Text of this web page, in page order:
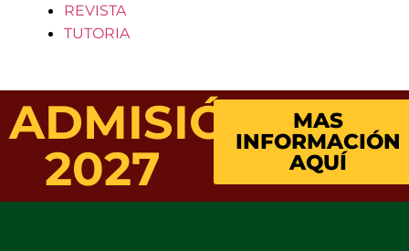
REVISTA
TUTORIA
ADMISIÓN
2027
MAS
INFORMACIÓN
AQUÍ